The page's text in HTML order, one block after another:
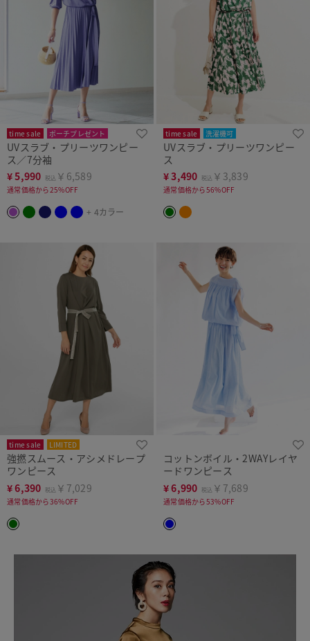
time sale
ポーチプレゼント
新色追加
洗濯機可
UVスラブ・プリーツワンピー
ス／7分袖
¥5,990 税込 ￥6,589
通常価格から25%OFF
+ 4カラー
time sale 洗濯機可
UVスラブ・プリーツワンピー
ス
¥3,490 税込 ￥3,839
通常価格から56%OFF
time sale LIMITED
強撚スムース・アシメドレープ
ワンピース
¥6,390 税込 ￥7,029
通常価格から36%OFF
コットンボイル・2WAYレイヤ
ードワンピース
¥6,990 税込 ￥7,689
通常価格から53%OFF